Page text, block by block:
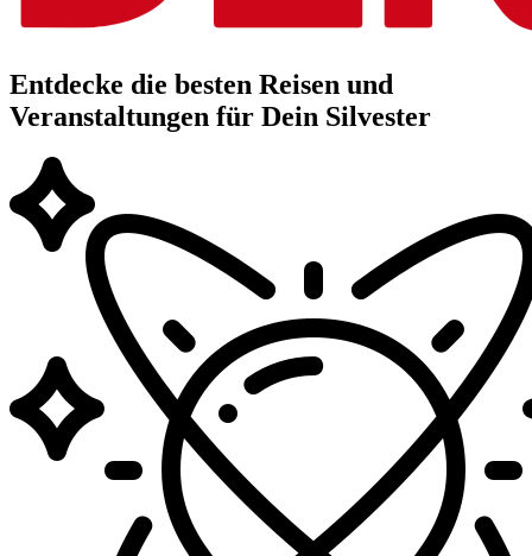
Entdecke die besten Reisen und
Veranstaltungen für Dein Silvester